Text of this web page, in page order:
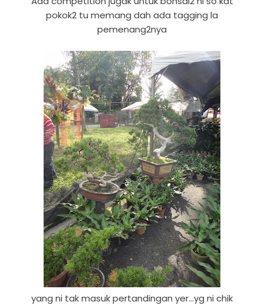
pokok2 tu memang dah ada tagging la
pemenang2nya
yang ni tak masuk pertandingan yer...yg ni chik